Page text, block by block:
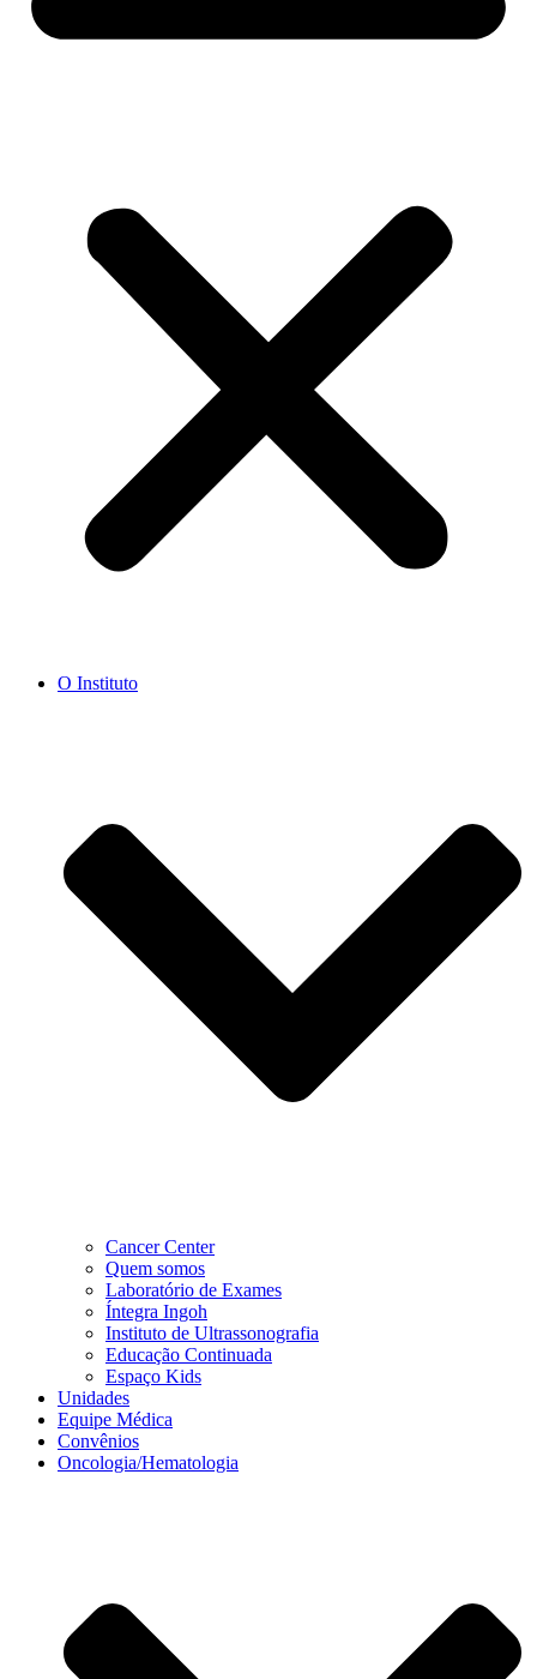
O Instituto
Cancer Center
Quem somos
Laboratório de Exames
Íntegra Ingoh
Instituto de Ultrassonografia
Educação Continuada
Espaço Kids
Unidades
Equipe Médica
Convênios
Oncologia/Hematologia